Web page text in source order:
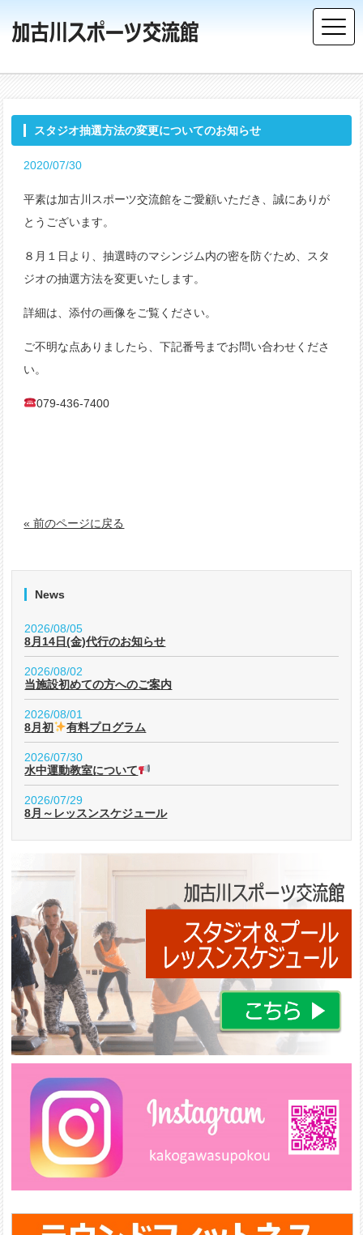
スタジオ抽選方法の変更についてのお知らせ
2020/07/30
平素は加古川スポーツ交流館をご愛顧いただき、誠にありが
とうございます。
８月１日より、抽選時のマシンジム内の密を防ぐため、スタ
ジオの抽選方法を変更いたします。
詳細は、添付の画像をご覧ください。
ご不明な点ありましたら、下記番号までお問い合わせくださ
い。
079-436-7400
« 前のページに戻る
News
2026/08/05
8月14日(金)代行のお知らせ
2026/08/02
当施設初めての方へのご案内
2026/08/01
8月初
有料プログラム
2026/07/30
水中運動教室について
2026/07/29
8月～レッスンスケジュール